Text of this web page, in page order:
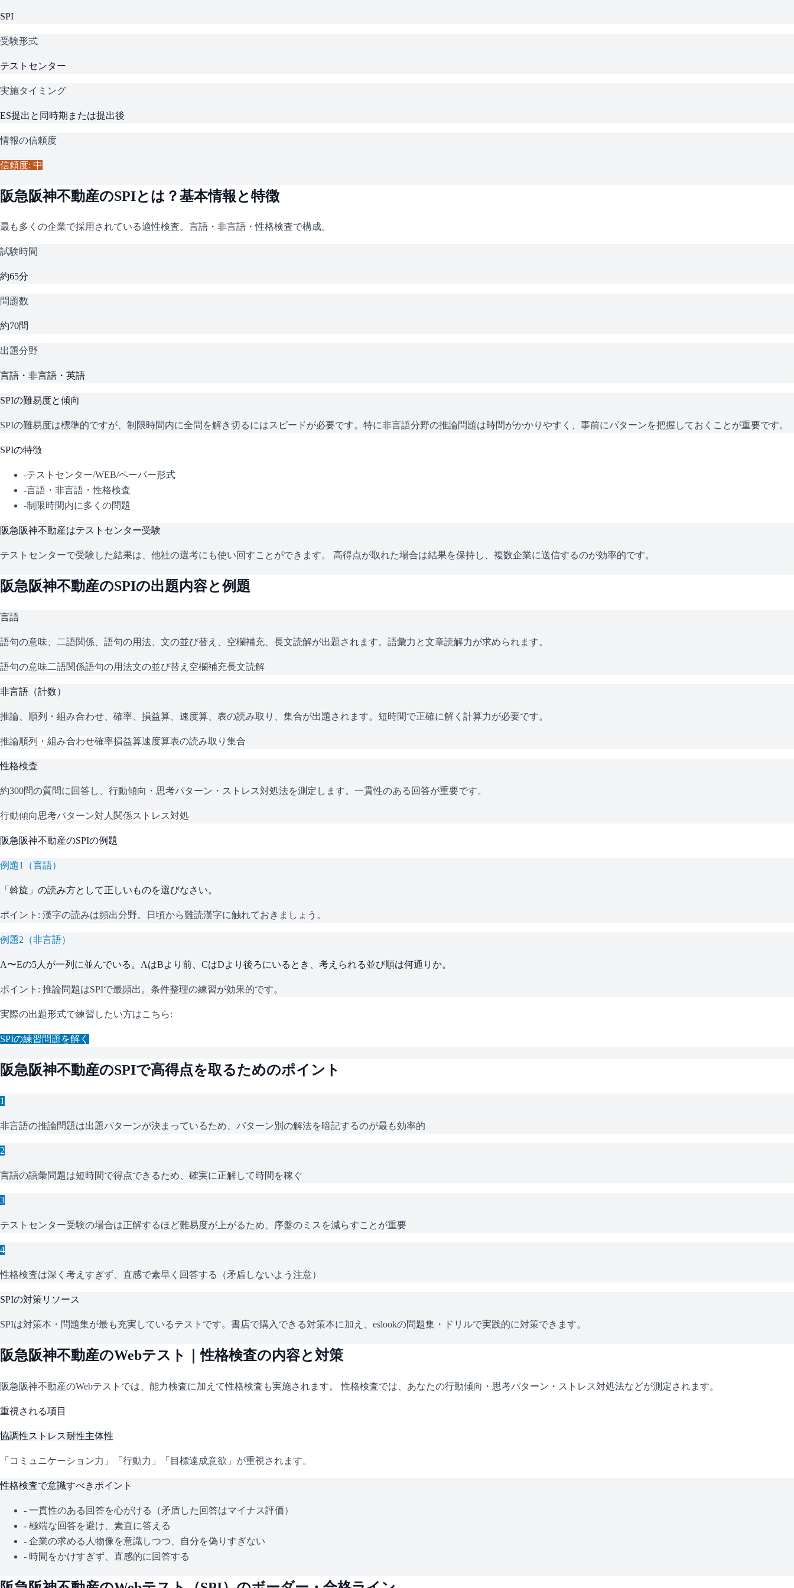
SPI
受験形式
テストセンター
実施タイミング
ES提出と同時期または提出後
情報の信頼度
信頼度: 中
阪急阪神不動産のSPIとは？基本情報と特徴
最も多くの企業で採用されている適性検査。言語・非言語・性格検査で構成。
試験時間
約65分
問題数
約70問
出題分野
言語・非言語・英語
SPIの難易度と傾向
SPIの難易度は標準的ですが、制限時間内に全問を解き切るにはスピードが必要です。特に非言語分野の推論問題は時間がかかりやすく、事前にパターンを把握しておくことが重要です。
SPIの特徴
-テストセンター/WEB/ペーパー形式
-言語・非言語・性格検査
-制限時間内に多くの問題
阪急阪神不動産はテストセンター受験
テストセンターで受験した結果は、他社の選考にも使い回すことができます。 高得点が取れた場合は結果を保持し、複数企業に送信するのが効率的です。
阪急阪神不動産のSPIの出題内容と例題
言語
語句の意味、二語関係、語句の用法、文の並び替え、空欄補充、長文読解が出題されます。語彙力と文章読解力が求められます。
語句の意味二語関係語句の用法文の並び替え 空欄補充長文読解
非言語（計数）
推論、順列・組み合わせ、確率、損益算、速度算、表の読み取り、集合が出題されます。短時間で正確に解く計算力が必要です。
推論順列・組み合わせ確率損益算速度算表の読み取り 集合
性格検査
約300問の質問に回答し、行動傾向・思考パターン・ストレス対処法を測定します。一貫性のある回答が重要です。
行動傾向思考パターン対人関係ストレス対処
阪急阪神不動産のSPIの例題
例題1 （言語）
「斡旋」の読み方として正しいものを選びなさい。
ポイント: 漢字の読みは頻出分野。日頃から難読漢字に触れておきましょう。
例題2 （非言語）
A〜Eの5人が一列に並んでいる。AはBより前、CはDより後ろにいるとき、考えられる並び順は何通りか。
ポイント: 推論問題はSPIで最頻出。条件整理の練習が効果的です。
実際の出題形式で練習したい方はこちら:
SPIの練習問題を解く
阪急阪神不動産のSPIで高得点を取るためのポイント
1
非言語の推論問題は出題パターンが決まっているため、パターン別の解法を暗記するのが最も効率的
2
言語の語彙問題は短時間で得点できるため、確実に正解して時間を稼ぐ
3
テストセンター受験の場合は正解するほど難易度が上がるため、序盤のミスを減らすことが重要
4
性格検査は深く考えすぎず、直感で素早く回答する（矛盾しないよう注意）
SPIの対策リソース
SPIは対策本・問題集が最も充実しているテストです。書店で購入できる対策本に加え、eslookの問題集・ドリルで実践的に対策できます。
阪急阪神不動産のWebテスト｜性格検査の内容と対策
阪急阪神不動産のWebテストでは、能力検査に加えて性格検査も実施されます。 性格検査では、あなたの行動傾向・思考パターン・ストレス対処法などが測定されます。
重視される項目
協調性ストレス耐性主体性
「コミュニケーション力」「行動力」「目標達成意欲」が重視されます。
性格検査で意識すべきポイント
- 一貫性のある回答を心がける（矛盾した回答はマイナス評価）
- 極端な回答を避け、素直に答える
- 企業の求める人物像を意識しつつ、自分を偽りすぎない
- 時間をかけすぎず、直感的に回答する